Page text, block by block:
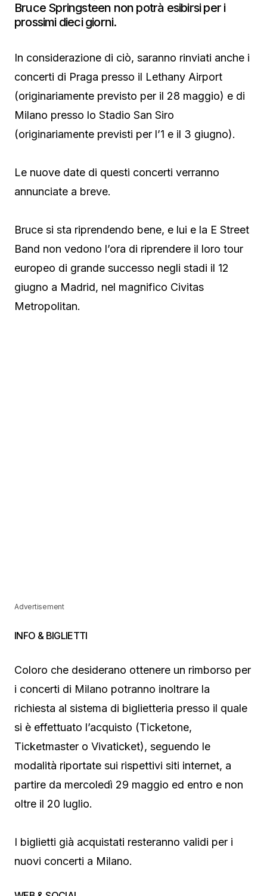
Bruce Springsteen non potrà esibirsi per i
prossimi dieci giorni.
In considerazione di ciò, saranno rinviati anche i
concerti di Praga presso il Lethany Airport
(originariamente previsto per il 28 maggio) e di
Milano presso lo Stadio San Siro
(originariamente previsti per l’1 e il 3 giugno).
Le nuove date di questi concerti verranno
annunciate a breve.
Bruce si sta riprendendo bene, e lui e la E Street
Band non vedono l’ora di riprendere il loro tour
europeo di grande successo negli stadi il 12
giugno a Madrid, nel magnifico Civitas
Metropolitan.
Advertisement
INFO & BIGLIETTI
Coloro che desiderano ottenere un rimborso per
i concerti di Milano potranno inoltrare la
richiesta al sistema di biglietteria presso il quale
si è effettuato l’acquisto (Ticketone,
Ticketmaster o Vivaticket), seguendo le
modalità riportate sui rispettivi siti internet, a
partire da mercoledì 29 maggio ed entro e non
oltre il 20 luglio.
I biglietti già acquistati resteranno validi per i
nuovi concerti a Milano.